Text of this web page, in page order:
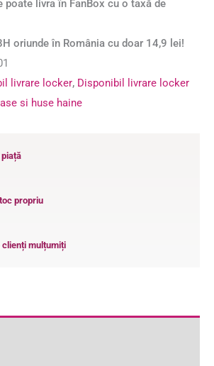
poate livra în FanBox cu o taxă de
oriunde în România cu doar 14,9 lei!
livrare locker, Disponibil livrare locker
si huse haine
propriu
clienți mulțumiți